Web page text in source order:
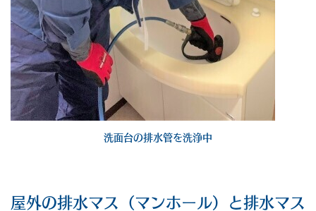
洗面台の排水管を洗浄中
屋外の排水マス（マンホール）と排水マス